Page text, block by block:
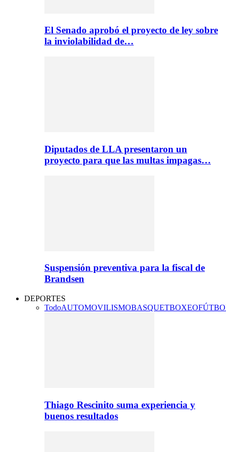
El Senado aprobó el proyecto de ley sobre
la inviolabilidad de…
Diputados de LLA presentaron un
proyecto para que las multas impagas…
Suspensión preventiva para la fiscal de
Brandsen
DEPORTES
TodoAUTOMOVILISMOBASQUETBOXEO
Thiago Rescinito suma experiencia y
buenos resultados